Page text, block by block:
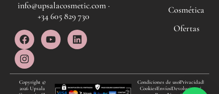
info@upsalacosmetic.com ·
+34 605 829 730
F
a
c
e
b
o
Y
o
u
b
L
i
e
d
I
n
s
t
a
g
Cosmética
Ofertas
Copyright ©
2026 Upsala
Condiciones de usoPrivacidad
CookiesEnvíosDevoluciones